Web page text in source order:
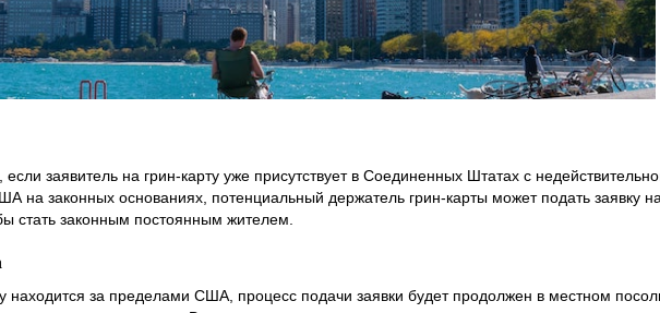
заявитель на грин-карту уже присутствует в Соединенных Штатах с
на законных основаниях, потенциальный держатель грин-карты может подать заявку
стать законным постоянным жителем.
находится за пределами США, процесс подачи заявки будет продолжен в местном